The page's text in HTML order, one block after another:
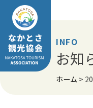
Skip
content
INFO
お知
ホーム >